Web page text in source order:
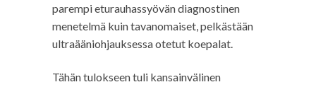
parempi eturauhassyövän diagnostinen
menetelmä kuin tavanomaiset, pelkästään
ultraääniohjauksessa otetut koepalat.
Tähän tulokseen tuli kansainvälinen